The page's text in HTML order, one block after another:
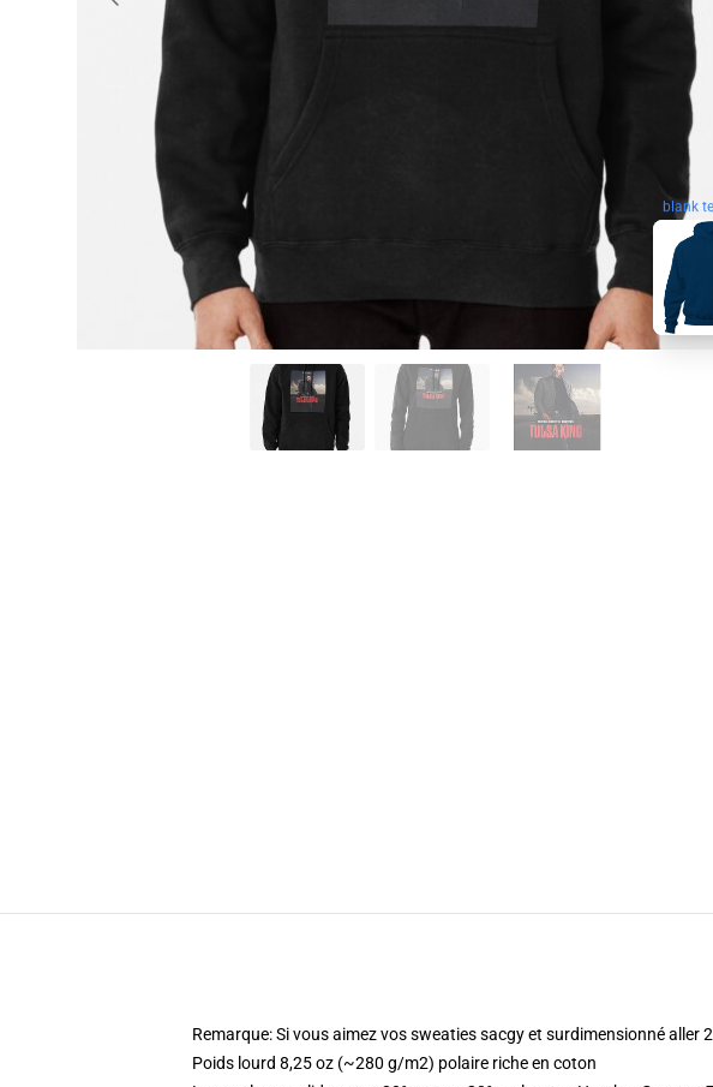
blank
Remarque: Si vous aimez vos sweaties sacgy et surdimensionné aller
Poids lourd 8,25 oz (~280 g/m2) polaire riche en coton